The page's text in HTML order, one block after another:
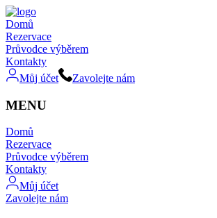
Domů
Rezervace
Průvodce výběrem
Kontakty
Můj účet
Zavolejte nám
MENU
Domů
Rezervace
Průvodce výběrem
Kontakty
Můj účet
Zavolejte nám